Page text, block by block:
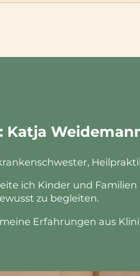
Katja
ich Kinder und
zu begleiten.
Erfahrungen aus